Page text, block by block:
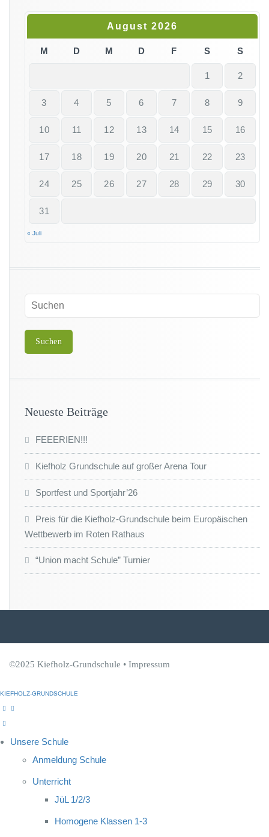
August 2026
M D M D F S S
1 2
3 4 5 6 7 8 9
10 11 12 13 14 15 16
17 18 19 20 21 22 23
24 25 26 27 28 29 30
31
« Juli
Neueste Beiträge
FEEERIEN!!!
Kiefholz Grundschule auf großer Arena Tour
Sportfest und Sportjahr’26
Preis für die Kiefholz-Grundschule beim Europäischen
Wettbewerb im Roten Rathaus
“Union macht Schule” Turnier
©2025 Kiefholz-Grundschule • Impressum
KIEFHOLZ-GRUNDSCHULE
Unsere Schule
Anmeldung Schule
Unterricht
JüL 1/2/3
Homogene Klassen 1-3